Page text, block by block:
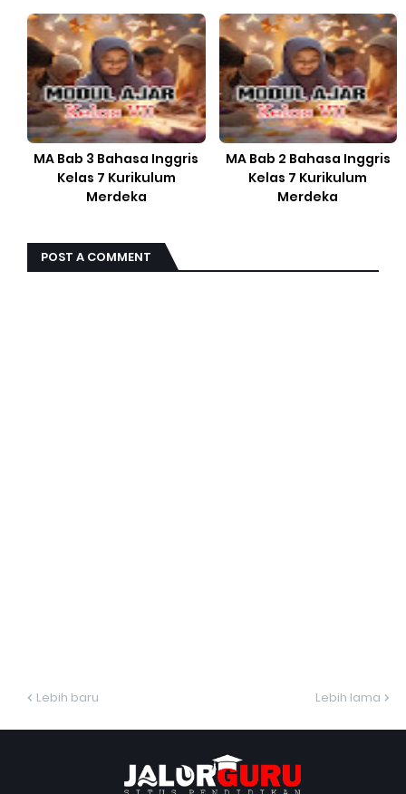
MA Bab 3 Bahasa Inggris
Kelas 7 Kurikulum
Merdeka
MA Bab 2 Bahasa Inggris
Kelas 7 Kurikulum
Merdeka
POST A COMMENT
Lebih baru Lebih lama